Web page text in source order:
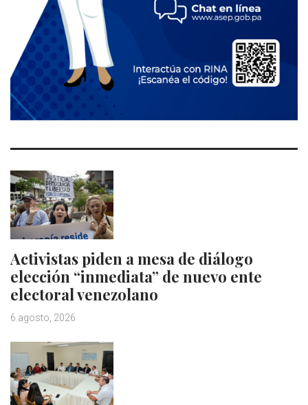
Activistas piden a mesa de diálogo
elección “inmediata” de nuevo ente
electoral venezolano
6 agosto, 2026